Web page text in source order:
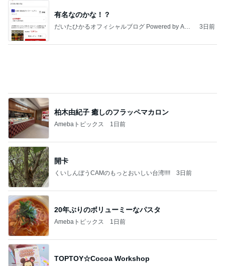
有名なのかな！？
だいたひかるオフィシャルブログ Powered by Ame
3日前
柏木由紀子 癒しのフラッペマカロン
Amebaトピックス 1日前
開卡
くいしんぼうCAMのもっとおいしい台湾!!!! 3日前
20年ぶりのボリューミーなパスタ
Amebaトピックス 1日前
TOPTOY☆Cocoa Workshop